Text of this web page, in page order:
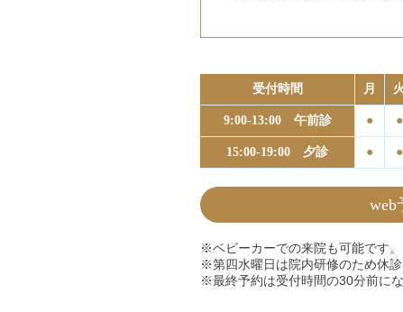
受付時間 月
9:00-13:00 午前診 ● ●
15:00-19:00 夕診 ● ●
web
※ベビーカーでの来院も可能です。
※第四水曜日は院内研修のため休診
※最終予約は受付時間の30分前にな